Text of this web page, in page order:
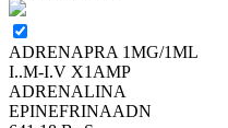
ADRENAPRA 1MG/1ML
I..M-I.V X1AMP
ADRENALINA
EPINEFRINAADN